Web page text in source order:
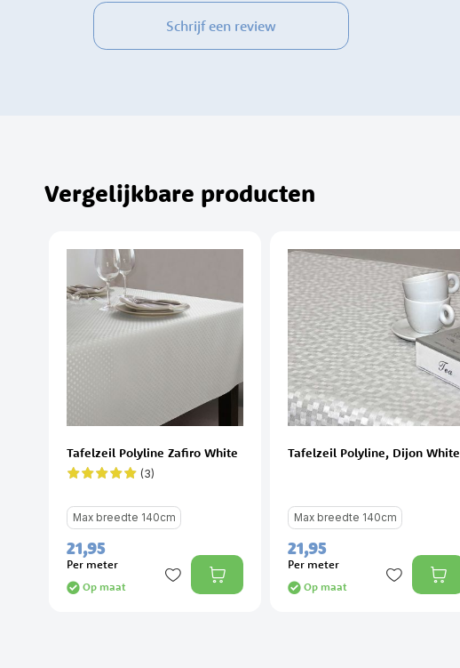
Schrijf een review
Vergelijkbare producten
Tafelzeil Polyline Zafiro White
Waardering: (3)
Max breedte 140cm
21,95
Per meter
Op maat
Tafelzeil Polyline, Dijon White
Max breedte 140cm
21,95
Per meter
Op maat